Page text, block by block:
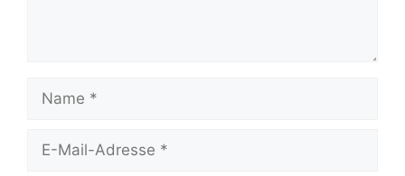
Mail-